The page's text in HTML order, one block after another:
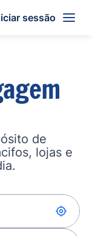
sessão
de
lojas e